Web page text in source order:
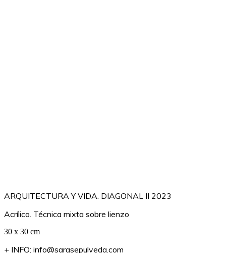
ARQUITECTURA Y VIDA. DIAGONAL II 2023
Acrílico. Técnica mixta sobre lienzo
30 x 30 cm
+ INFO: info@sarasepulveda.com